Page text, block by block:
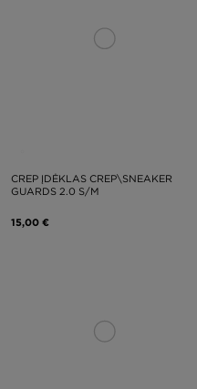
CREP ĮDĖKLAS CREP\SNEAKER
GUARDS 2.0 S/M
15,00 €